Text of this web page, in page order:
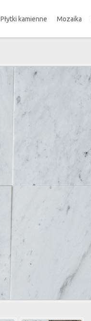
Płytki kamienne Mozaika